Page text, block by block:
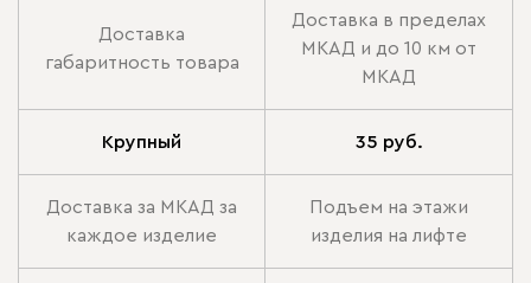
Доставка
габаритность товара
Доставка в пределах
МКАД и до 10 км от
МКАД
Крупный 35 руб.
Доставка за МКАД за
каждое изделие
Подъем на этажи
изделия на лифте